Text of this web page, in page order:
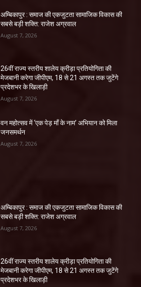
अम्बिकापुर : समाज की एकजुटता सामाजिक विकास की
सबसे बड़ी शक्ति: राजेश अग्रवाल
August 7, 2026
26वीं राज्य स्तरीय शालेय क्रीड़ा प्रतियोगिता की
मेजबानी करेगा जीपीएम, 18 से 21 अगस्त तक जुटेंगे
प्रदेशभर के खिलाड़ी
August 7, 2026
वन महोत्सव में ‘एक पेड़ माँ के नाम’ अभियान को मिला
जनसमर्थन
August 7, 2026
अम्बिकापुर : समाज की एकजुटता सामाजिक विकास की
सबसे बड़ी शक्ति: राजेश अग्रवाल
August 7, 2026
26वीं राज्य स्तरीय शालेय क्रीड़ा प्रतियोगिता की
मेजबानी करेगा जीपीएम, 18 से 21 अगस्त तक जुटेंगे
प्रदेशभर के खिलाड़ी